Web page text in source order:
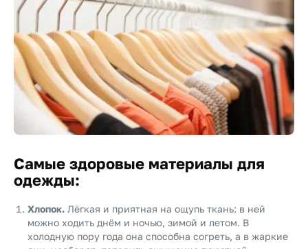
Самые здоровые материалы для
одежды:
Хлопок. Лёгкая и приятная на ощупь ткань: в ней
можно ходить днём и ночью, зимой и летом. В
холодную пору года она способна согреть, а в жаркие